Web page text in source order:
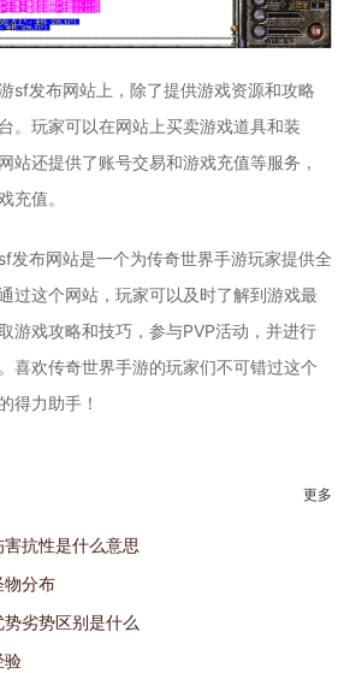
sf发布网站上，除了提供游戏资源和攻略
。玩家可以在网站上买卖游戏道具和装
站还提供了账号交易和游戏充值等服务，
充值。
发布网站是一个为传奇世界手游玩家提供全
过这个网站，玩家可以及时了解到游戏最
游戏攻略和技巧，参与PVP活动，并进行
喜欢传奇世界手游的玩家们不可错过这个
得力助手！
更多
抗性是什么意思
物分布
劣势区别是什么
验